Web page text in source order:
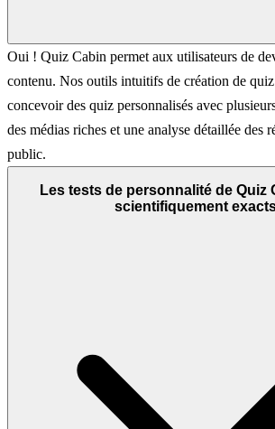
Oui ! Quiz Cabin permet aux utilisateurs de
contenu. Nos outils intuitifs de création de
concevoir des quiz personnalisés avec
des médias riches et une analyse détaillée des
public.
Les tests de personnalité de Quiz
scientifiquement